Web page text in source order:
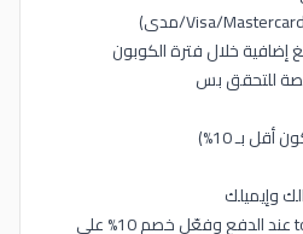
إضافية خلال فترة الكوبون
للتحقق بس
بـ 10%)
وإيميلك
👈 طبّق كود خصم tod (PF18) عند الدفع وفعّل خصم 10% على